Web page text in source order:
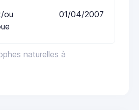
naturelles à
ou
01/04/2007